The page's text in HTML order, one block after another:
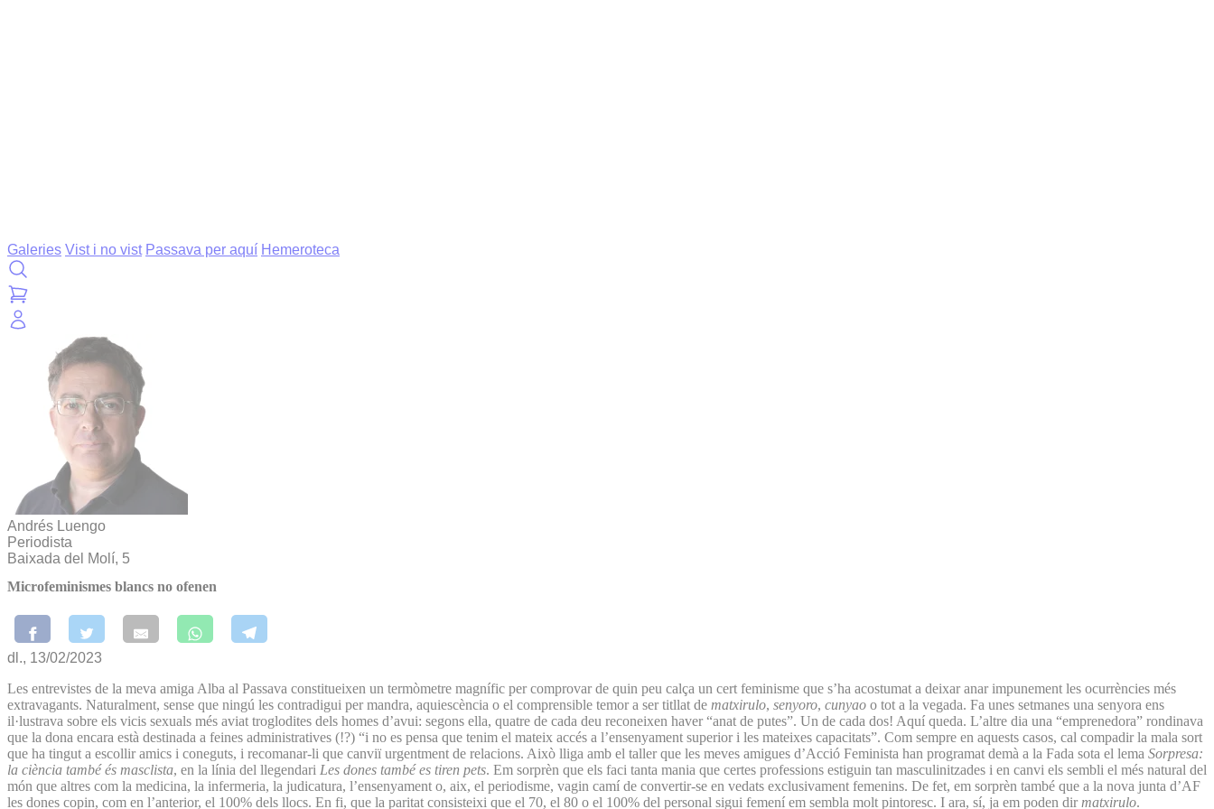
Galeries Vist i no vist Passava per aquí Hemeroteca
Andrés Luengo
Periodista
Baixada del Molí, 5
Microfeminismes blancs no ofenen
dl., 13/02/2023
Les entrevistes de la meva amiga Alba al Passava constitueixen un termòmetre magnífic per comprovar de quin peu calça un cert feminisme que s’ha acostumat a deixar anar impunement les ocurrències més
extravagants. Naturalment, sense que ningú les contradigui per mandra, aquiescència o el comprensible temor a ser titllat de matxirulo, senyoro, cunyao o tot a la vegada. Fa unes setmanes una senyora ens
il·lustrava sobre els vicis sexuals més aviat troglodites dels homes d’avui: segons ella, quatre de cada deu reconeixen haver “anat de putes”. Un de cada dos! Aquí queda. L’altre dia una “emprenedora” rondinava
que la dona encara està destinada a feines administratives (!?) “i no es pensa que tenim el mateix accés a l’ensenyament superior i les mateixes capacitats”. Com sempre en aquests casos, cal compadir la mala sort
que ha tingut a escollir amics i coneguts, i recomanar-li que canviï urgentment de relacions. Això lliga amb el taller que les meves amigues d’Acció Feminista han programat demà a la Fada sota el lema Sorpresa:
la ciència també és masclista, en la línia del llegendari Les dones també es tiren pets. Em sorprèn que els faci tanta mania que certes professions estiguin tan masculinitzades i en canvi els sembli el més natural del
món que altres com la medicina, la infermeria, la judicatura, l’ensenyament o, aix, el periodisme, vagin camí de convertir-se en vedats exclusivament femenins. De fet, em sorprèn també que a la nova junta d’AF
les dones copin, com en l’anterior, el 100% dels llocs. En fi, que la paritat consisteixi que el 70, el 80 o el 100% del personal sigui femení em sembla molt pintoresc. I ara, sí, ja em poden dir matxirulo.